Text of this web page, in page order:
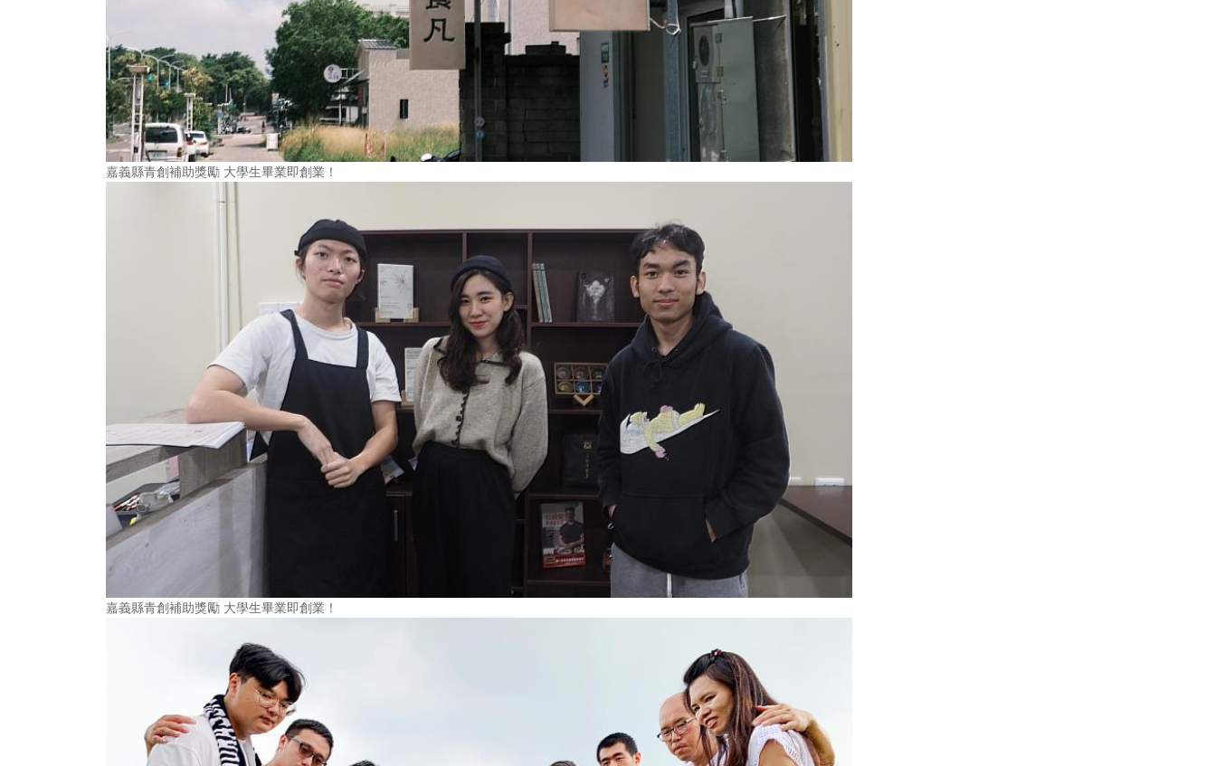
嘉義縣青創補助獎勵 大學生畢業即創業！
嘉義縣青創補助獎勵 大學生畢業即創業！